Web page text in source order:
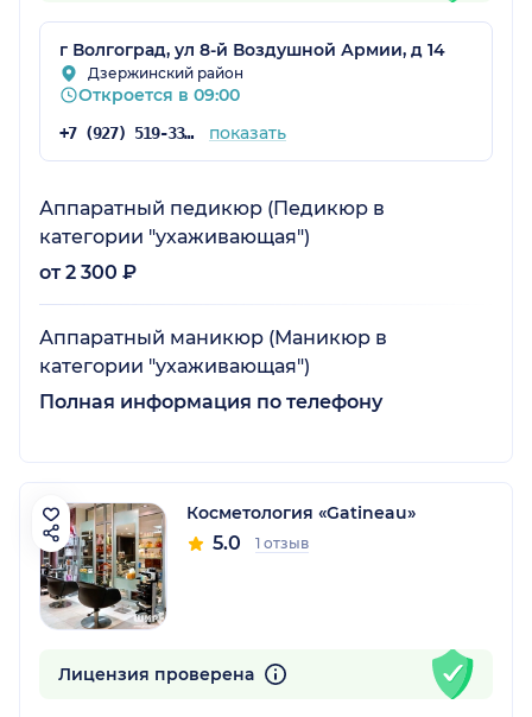
г Волгоград, ул 8-й Воздушной Армии, д 14
Дзержинский район
Откроется в 09:00
+7 (927) 519-33-33 показать
Аппаратный педикюр (Педикюр в
категории "ухаживающая")
от 2 300 ₽
Аппаратный маникюр (Маникюр в
категории "ухаживающая")
Полная информация по телефону
Косметология «Gatineau»
5.0 1 отзыв
Лицензия проверена